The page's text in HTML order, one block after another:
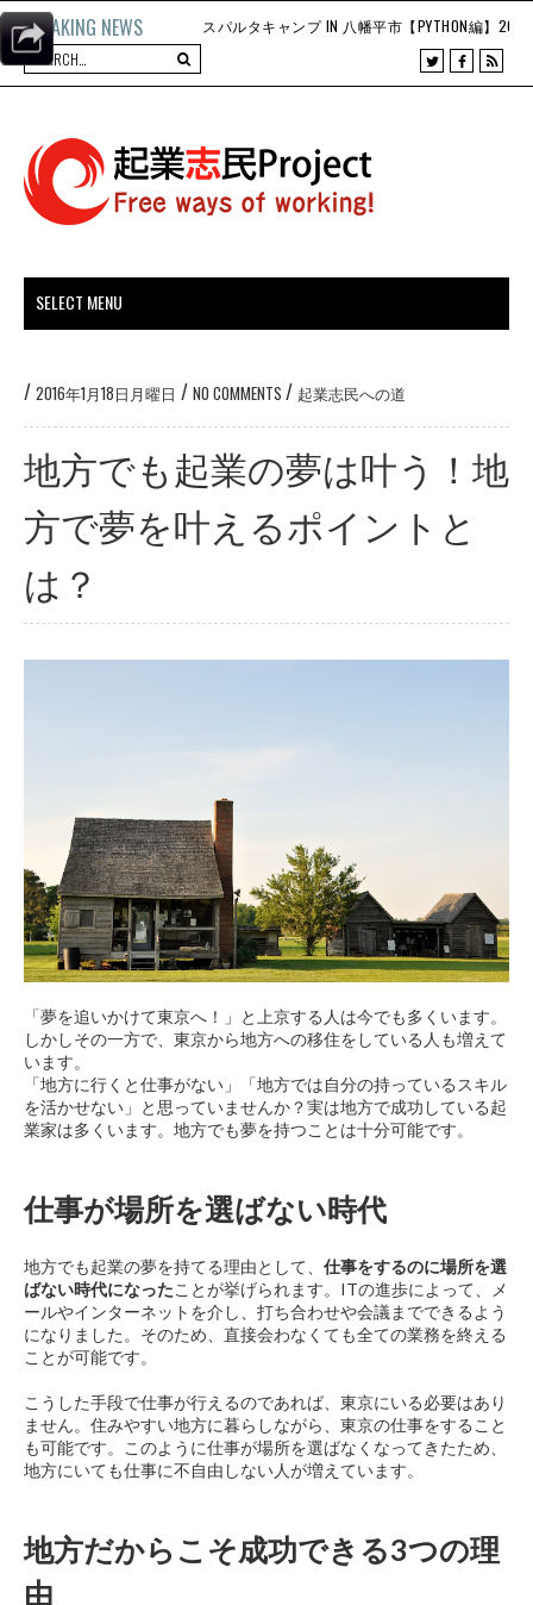
BREAKING NEWS
T
w
F
a
R
S
/ 2016年1月18日月曜日 / NO COMMENTS / 起業志民への道
地方でも起業の夢は叶う！地
方で夢を叶えるポイントと
は？
「夢を追いかけて東京へ！」と上京する人は今でも多くいます。
しかしその一方で、東京から地方への移住をしている人も増えて
います。
「地方に行くと仕事がない」「地方では自分の持っているスキル
を活かせない」と思っていませんか？実は地方で成功している起
業家は多くいます。地方でも夢を持つことは十分可能です。
仕事が場所を選ばない時代
地方でも起業の夢を持てる理由として、 仕事をするのに場所を選
ばない時代になったことが挙げられます。ITの進歩によって、メ
ールやインターネットを介し、打ち合わせや会議までできるよう
になりました。そのため、直接会わなくても全ての業務を終える
ことが可能です。
こうした手段で仕事が行えるのであれば、東京にいる必要はあり
ません。住みやすい地方に暮らしながら、東京の仕事をすること
も可能です。このように仕事が場所を選ばなくなってきたため、
地方にいても仕事に不自由しない人が増えています。
地方だからこそ成功できる3つの理
由